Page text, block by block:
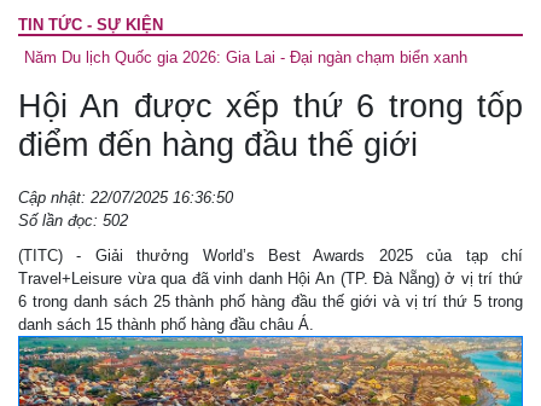
TIN TỨC - SỰ KIỆN
Năm Du lịch Quốc gia 2026: Gia Lai - Đại ngàn chạm biển xanh
Hội An được xếp thứ 6 trong tốp
điểm đến hàng đầu thế giới
Cập nhật: 22/07/2025 16:36:50
Số lần đọc: 502
(TITC) - Giải thưởng World’s Best Awards 2025 của tạp chí
Travel+Leisure vừa qua đã vinh danh Hội An (TP. Đà Nẵng) ở vị trí thứ
6 trong danh sách 25 thành phố hàng đầu thế giới và vị trí thứ 5 trong
danh sách 15 thành phố hàng đầu châu Á.